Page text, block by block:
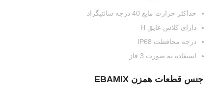
حداکثر حرارت مایع 40 درجه سانتیگراد
دارای کلاس عایق H
درجه محافظت IP68
استفاده به صورت 3 فاز
جنس قطعات همزن EBAMIX